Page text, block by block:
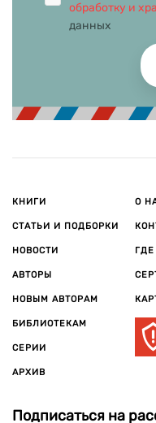
обработку и
данных
КНИГИ
СТАТЬИ И ПОДБОРКИ
НОВОСТИ
АВТОРЫ
НОВЫМ АВТОРАМ
БИБЛИОТЕКАМ
СЕРИИ
АРХИВ
О
Подписаться на